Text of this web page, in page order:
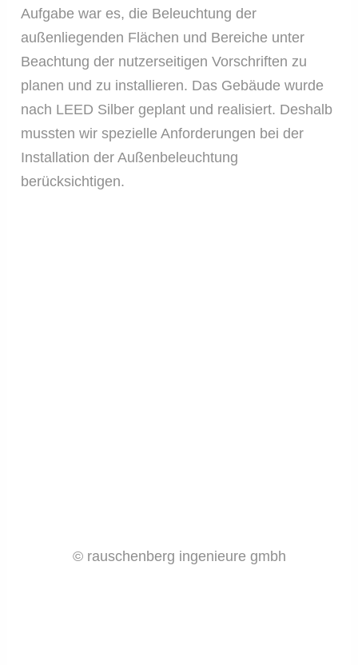
Aufgabe war es, die Beleuchtung der
außenliegenden Flächen und Bereiche unter
Beachtung der nutzerseitigen Vorschriften zu
planen und zu installieren. Das Gebäude wurde
nach LEED Silber geplant und realisiert. Deshalb
mussten wir spezielle Anforderungen bei der
Installation der Außenbeleuchtung
berücksichtigen.
© rauschenberg ingenieure gmbh